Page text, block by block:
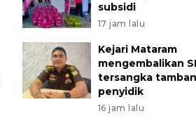
subsidi
17 jam lalu
Kejari Mataram
mengembalikan
tersangka
penyidik
16 jam lalu